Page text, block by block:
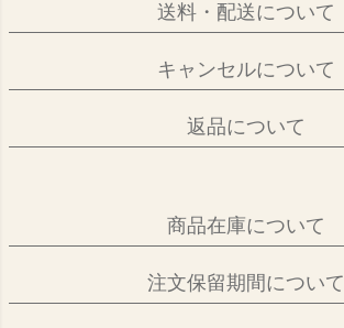
送料・配送について
キャンセルについて
返品について
商品在庫について
注文保留期間について